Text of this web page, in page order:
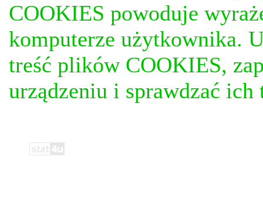
COOKIES powoduje
komputerze użytkownika.
treść plików COOKIES,
urządzeniu i sprawdzać ich